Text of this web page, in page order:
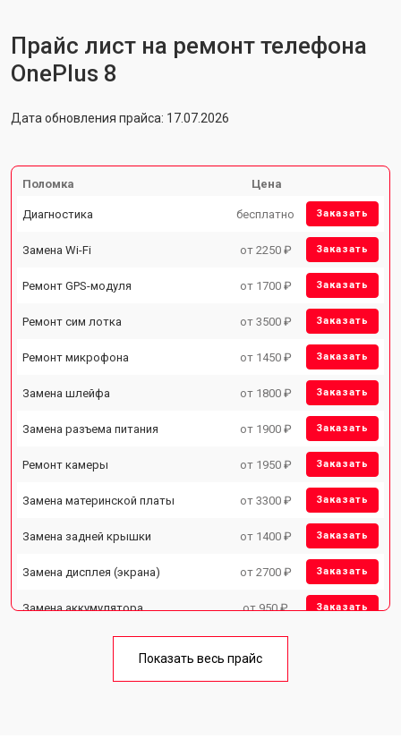
Прайс лист на ремонт телефона
OnePlus 8
Дата обновления прайса: 17.07.2026
Поломка Цена
Диагностика бесплатно Заказать
Замена Wi-Fi от 2250 ₽ Заказать
Ремонт GPS-модуля от 1700 ₽ Заказать
Ремонт сим лотка от 3500 ₽ Заказать
Ремонт микрофона от 1450 ₽ Заказать
Замена шлейфа от 1800 ₽ Заказать
Замена разъема питания от 1900 ₽ Заказать
Ремонт камеры от 1950 ₽ Заказать
Замена материнской платы от 3300 ₽ Заказать
Замена задней крышки от 1400 ₽ Заказать
Замена дисплея (экрана) от 2700 ₽ Заказать
Замена аккумулятора от 950 ₽ Заказать
Ремонт цепи питания от 3200 ₽
Показать весь прайс